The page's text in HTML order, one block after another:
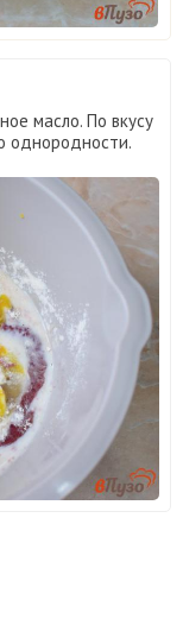
масло. По вкусу
однородности.